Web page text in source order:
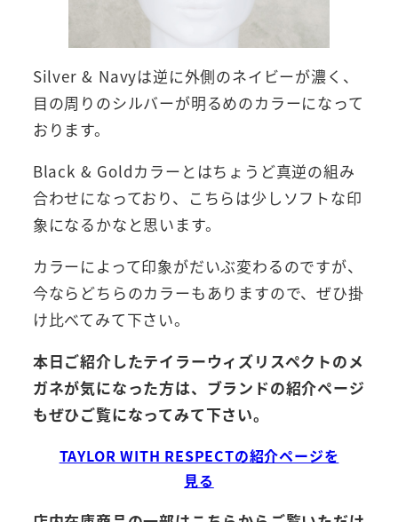
Silver & Navyは逆に外側のネイビーが濃く、
目の周りのシルバーが明るめのカラーになって
おります。
Black & Goldカラーとはちょうど真逆の組み
合わせになっており、こちらは少しソフトな印
象になるかなと思います。
カラーによって印象がだいぶ変わるのですが、
今ならどちらのカラーもありますので、ぜひ掛
け比べてみて下さい。
本日ご紹介したテイラーウィズリスペクトのメ
ガネが気になった方は、ブランドの紹介ページ
もぜひご覧になってみて下さい。
TAYLOR WITH RESPECTの紹介ページを
見る